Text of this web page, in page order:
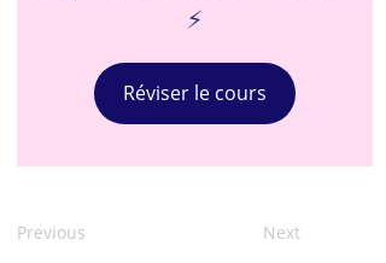
⚡
Réviser le cours
Previous Next